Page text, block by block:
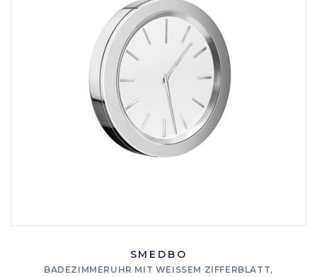
SMEDBO
BADEZIMMERUHR MIT WEISSEM ZIFFERBLATT,